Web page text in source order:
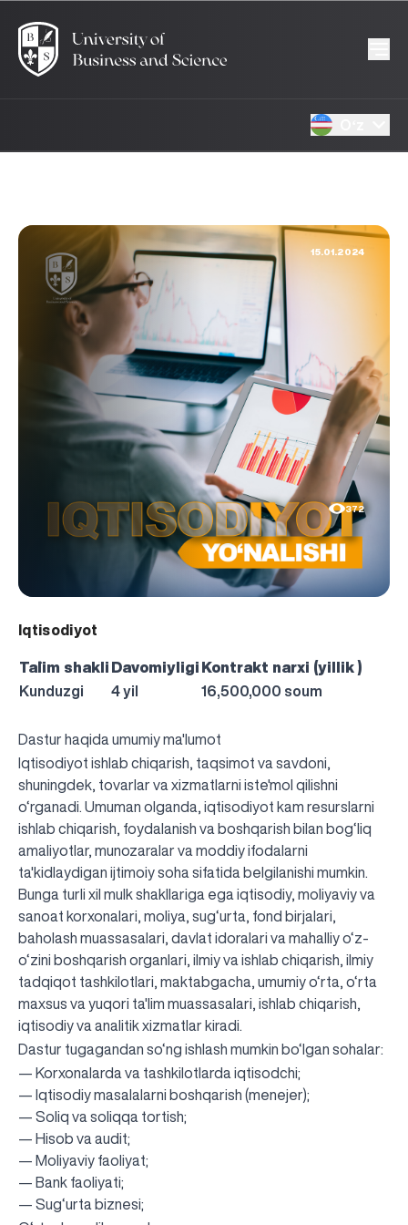
15.01.2024
372
Iqtisodiyot
Ta`lim shakli Davomiyligi Kontrakt narxi (yillik )
Kunduzgi
4 yil 16,500,000 soum
Dastur haqida umumiy ma'lumot
Iqtisodiyot ishlab chiqarish, taqsimot va savdoni,
shuningdek, tovarlar va xizmatlarni iste'mol qilishni
o‘rganadi. Umuman olganda, iqtisodiyot kam resurslarni
ishlab chiqarish, foydalanish va boshqarish bilan bog‘liq
amaliyotlar, munozaralar va moddiy ifodalarni
ta'kidlaydigan ijtimoiy soha sifatida belgilanishi mumkin.
Bunga turli xil mulk shakllariga ega iqtisodiy, moliyaviy va
sanoat korxonalari, moliya, sug‘urta, fond birjalari,
baholash muassasalari, davlat idoralari va mahalliy o‘z-
o‘zini boshqarish organlari, ilmiy va ishlab chiqarish, ilmiy
tadqiqot tashkilotlari, maktabgacha, umumiy o‘rta, o‘rta
maxsus va yuqori ta'lim muassasalari, ishlab chiqarish,
iqtisodiy va analitik xizmatlar kiradi.
Dastur tugagandan so‘ng ishlash mumkin bo‘lgan sohalar:
— Korxonalarda va tashkilotlarda iqtisodchi;
— Iqtisodiy masalalarni boshqarish (menejer);
— Soliq va soliqqa tortish;
— Hisob va audit;
— Moliyaviy faoliyat;
— Bank faoliyati;
— Sug‘urta biznesi;